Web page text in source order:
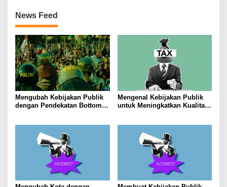
News Feed
Mengubah Kebijakan Publik
dengan Pendekatan Bottom-
Mengenal Kebijakan Publik
untuk Meningkatkan Kualitas